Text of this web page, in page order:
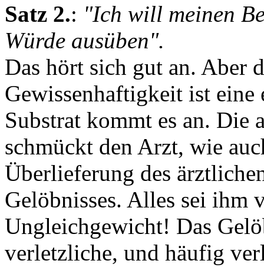
Satz 2.: "Ich will meinen
Würde ausüben".
Das hört sich gut an. Aber
Gewissenhaftigkeit ist
Substrat kommt es an. Die
schmückt den Arzt, wie
Überlieferung des
Gelöbnisses. Alles sei ihm
Ungleichgewicht! Das
verletzliche, und häufig